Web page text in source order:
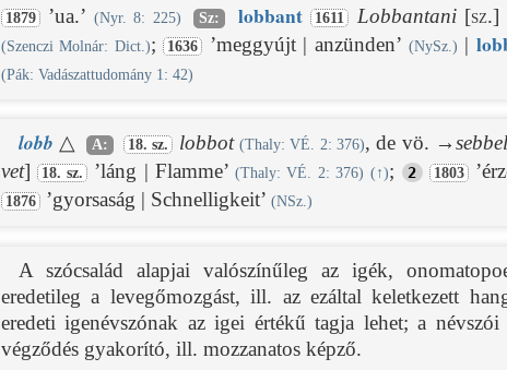
1879 ’ua.’ (Nyr. 8: 225) Sz: lobbant 1611 Lobbantani[sz.]
(Szenczi Molnár: Dict.); 1636 ’meggyújt | anzünden’ (NySz.) |
(Pák: Vadászattudomány 1: 42)
lobb △ A: 18. sz. lobbot (Thaly: VÉ. 2: 376), de vö. →
vet] 18. sz. ’láng | Flamme’(Thaly: VÉ. 2: 376) ( ↑); 2 1803
1876 ’gyorsaság | Schnelligkeit’ (NSz.)
A szócsalád alapjai valószínűleg az igék,
eredetileg a levegőmozgást, ill. az ezáltal keletkezett
eredeti igenévszónak az igei értékű tagja lehet; a
végződés gyakorító, ill. mozzanatos képző.